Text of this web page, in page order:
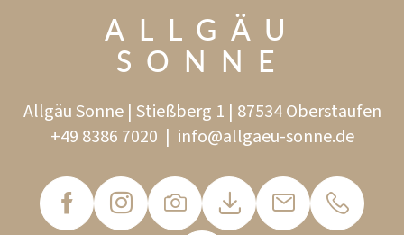
ALLGÄU
SONNE
Allgäu Sonne | Stießberg 1 | 87534 Oberstaufen
+49 8386 7020 | info@allgaeu-sonne.de